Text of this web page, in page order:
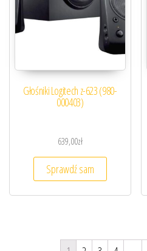
Głośniki Logitech z-623 (980-
000403)
639,00zł
Sprawdź sam